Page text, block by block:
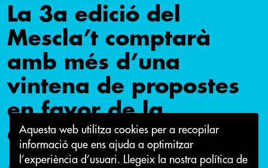
Aquesta web utilitza cookies per a recopilar
informació que ens ajuda a optimitzar
l’experiència d’usuari. Llegeix la nostra política de
La 3a edició del
Mescla’t comptarà
amb més d’una
vintena de propostes
en favor de la
diversitat